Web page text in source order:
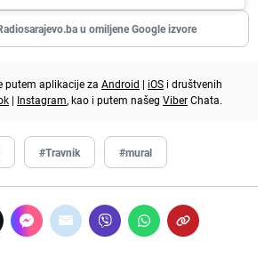
u omiljene Google izvore
putem aplikacije za Android | iOS i društvenih
| Instagram, kao i putem našeg ViberChata.
#Travnik #mural